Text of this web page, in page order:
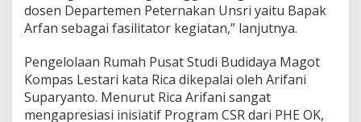
dosen Departemen Peternakan Unsri yaitu Bapak
Arfan sebagai fasilitator kegiatan,” lanjutnya.
Pengelolaan Rumah Pusat Studi Budidaya Magot
Kompas Lestari kata Rica dikepalai oleh Arifani
Suparyanto. Menurut Rica Arifani sangat
mengapresiasi inisiatif Program CSR dari PHE OK,